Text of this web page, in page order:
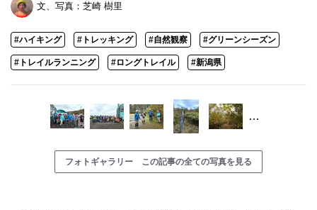
文、写真： 芝崎 樹里
#ハイキング #トレッキング #自然観察 #グリーンシーズン
#トレイルランニング #ロングトレイル #新潟県
…
フォトギャラリー この記事の全ての写真を見る